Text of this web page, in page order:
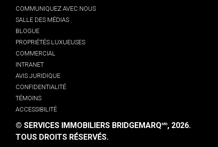
COMMUNIQUEZ AVEC NOUS
SALLE DES MÉDIAS
BLOGUE
PROPRIÉTÉS LUXUEUSES
COMMERCIAL
INTRANET
AVIS JURIDIQUE
CONFIDENTIALITÉ
TÉMOINS
ACCESSIBILITÉ
© SERVICES IMMOBILIERS BRIDGEMARQMD, 2026.
TOUS DROITS RÉSERVÉS.